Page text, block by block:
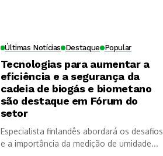
Últimas Notícias Destaque Popular
Tecnologias para aumentar a
eficiência e a segurança da
cadeia de biogás e biometano
são destaque em Fórum do
setor
Especialista finlandês abordará os desafios
e a importância da medição de umidade...